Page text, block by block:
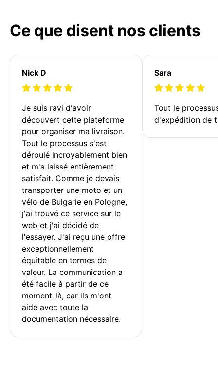
Ce que disent nos clients
Nick D
Je suis ravi d'avoir
découvert cette plateforme
pour organiser ma livraison.
Tout le processus s'est
déroulé incroyablement bien
et m'a laissé entièrement
satisfait. Comme je devais
transporter une moto et un
vélo de Bulgarie en Pologne,
j'ai trouvé ce service sur le
web et j'ai décidé de
l'essayer. J'ai reçu une offre
exceptionnellement
équitable en termes de
valeur. La communication a
été facile à partir de ce
moment-là, car ils m'ont
aidé avec toute la
documentation nécessaire.
Sara
Tout le
d'expédition de